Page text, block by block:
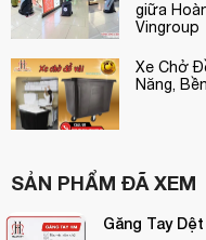
giữa
Vingroup
Xe Chở
Năng,
SẢN PHẨM ĐÃ XEM
Găng Tay